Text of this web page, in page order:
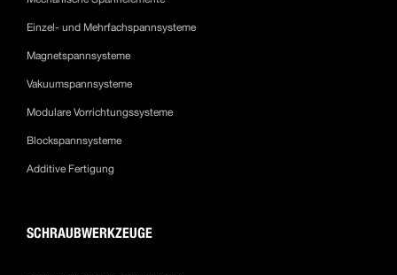
Einzel- und Mehrfachspannsysteme
Magnetspannsysteme
Vakuumspannsysteme
Modulare Vorrichtungssysteme
Blockspannsysteme
Additive Fertigung
SCHRAUBWERKZEUGE